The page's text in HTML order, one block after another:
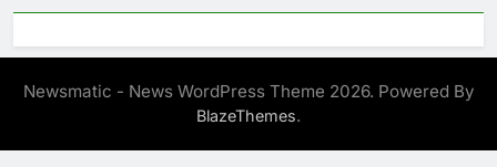
Newsmatic - News WordPress Theme 2026. Powered By
BlazeThemes.